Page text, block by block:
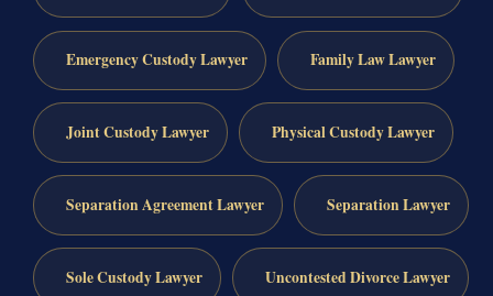
Emergency Custody Lawyer Family Law Lawyer
Joint Custody Lawyer Physical Custody Lawyer
Separation Agreement Lawyer Separation Lawyer
Sole Custody Lawyer Uncontested Divorce Lawyer